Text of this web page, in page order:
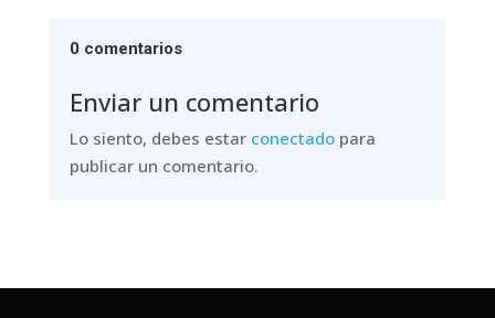
0 comentarios
Enviar un comentario
Lo siento, debes estar conectadopara
publicar un comentario.